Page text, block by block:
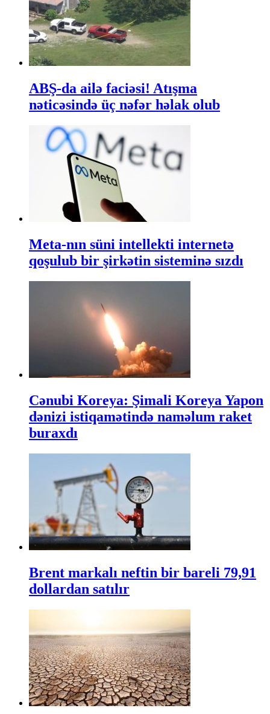
ABŞ-da ailə faciəsi! Atışma
nəticəsində üç nəfər həlak olub
Meta-nın süni intellekti internetə
qoşulub bir şirkətin sisteminə sızdı
Cənubi Koreya: Şimali Koreya Yapon
dənizi istiqamətində naməlum raket
buraxdı
Brent markalı neftin bir bareli 79,91
dollardan satılır